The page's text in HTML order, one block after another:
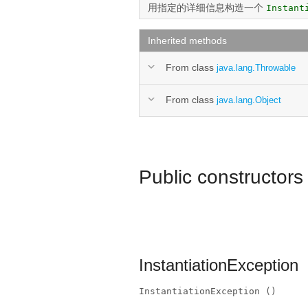
用指定的详细信息构造一个
Inherited methods
From class java.lang.Throwable
From class java.lang.Object
Public constructors
InstantiationException
InstantiationException ()